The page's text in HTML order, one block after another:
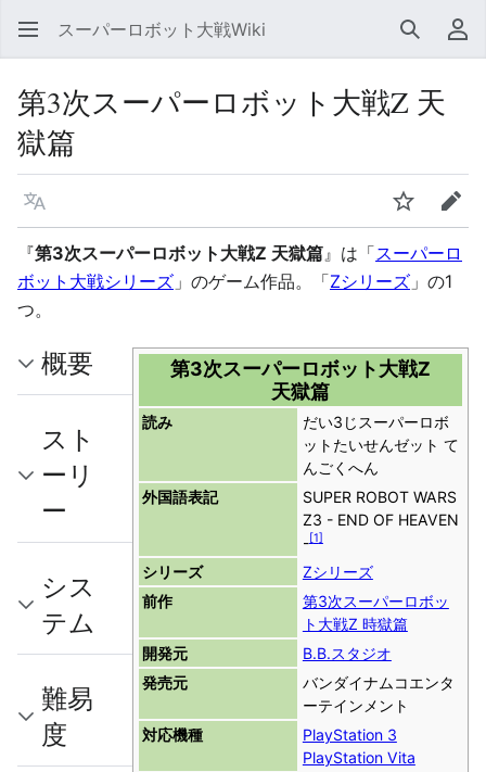
スーパーロボット大戦Wiki 検索 利
第3次スーパーロボット大戦Z 天
獄篇
言語 ウォッチ編集
『第3次スーパーロボット大戦Z 天獄篇』は「スーパーロ
ボット大戦シリーズ 」のゲーム作品。「Zシリーズ 」の1
つ。
第3次スーパーロボット大戦Z
天獄篇
読み
だい3じスーパーロボ
ットたいせんゼット て
んごくへん
外国語表記
SUPER ROBOT WARS
Z3 - END OF HEAVEN
-[1
シリーズ
Zシリーズ
前作
第3次スーパーロボッ
ト大戦Z 時獄篇
開発元
B.B.スタジオ
発売元
バンダイナムコエンタ
ーテインメント
対応機種
PlayStation 3
PlayStation Vita
概要
スト
ーリ
ー
シス
テム
難易
度